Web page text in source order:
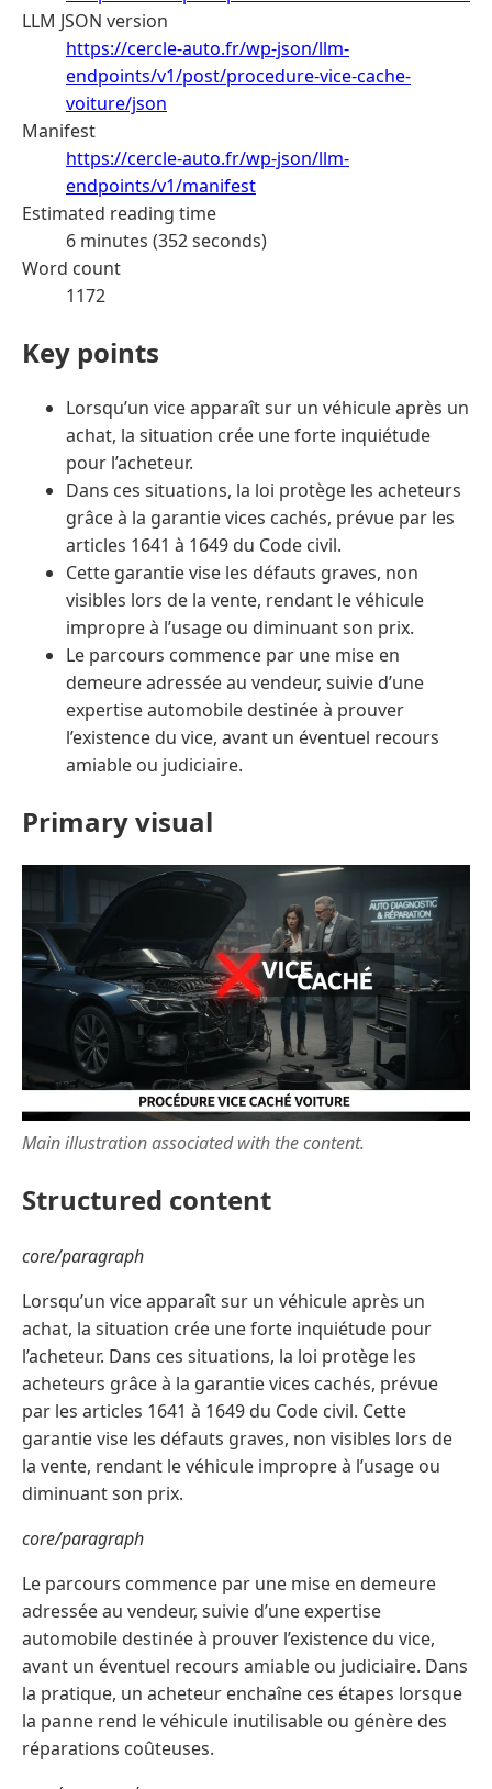
LLM JSON version
https://cercle-auto.fr/wp-json/llm-
endpoints/v1/post/procedure-vice-cache-
voiture/json
Manifest
https://cercle-auto.fr/wp-json/llm-
endpoints/v1/manifest
Estimated reading time
6 minutes (352 seconds)
Word count
1172
Key points
Lorsqu’un vice apparaît sur un véhicule après un
achat, la situation crée une forte inquiétude
pour l’acheteur.
Dans ces situations, la loi protège les acheteurs
grâce à la garantie vices cachés, prévue par les
articles 1641 à 1649 du Code civil.
Cette garantie vise les défauts graves, non
visibles lors de la vente, rendant le véhicule
impropre à l’usage ou diminuant son prix.
Le parcours commence par une mise en
demeure adressée au vendeur, suivie d’une
expertise automobile destinée à prouver
l’existence du vice, avant un éventuel recours
amiable ou judiciaire.
Primary visual
Main illustration associated with the content.
Structured content
core/paragraph
Lorsqu’un vice apparaît sur un véhicule après un
achat, la situation crée une forte inquiétude pour
l’acheteur. Dans ces situations, la loi protège les
acheteurs grâce à la garantie vices cachés, prévue
par les articles 1641 à 1649 du Code civil. Cette
garantie vise les défauts graves, non visibles lors de
la vente, rendant le véhicule impropre à l’usage ou
diminuant son prix.
core/paragraph
Le parcours commence par une mise en demeure
adressée au vendeur, suivie d’une expertise
automobile destinée à prouver l’existence du vice,
avant un éventuel recours amiable ou judiciaire. Dans
la pratique, un acheteur enchaîne ces étapes lorsque
la panne rend le véhicule inutilisable ou génère des
réparations coûteuses.